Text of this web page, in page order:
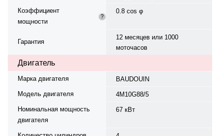
Коэффициент
мощности
?
0.8 cos φ
Гарантия
12 месяцев или 1000
моточасов
Двигатель
Марка двигателя
BAUDOUIN
Модель двигателя
4M10G88/5
Номинальная мощность
двигателя
67 кВт